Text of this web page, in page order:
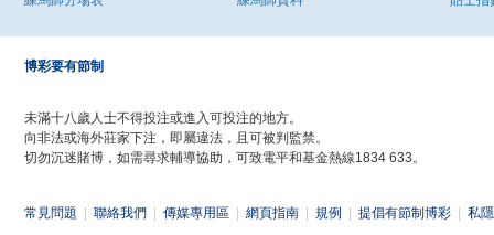
博彩要有節制
未滿十八歲人士不得投注或進入可投注的地方。
向非法或海外莊家下注，即屬違法，且可被判監禁。
切勿沉迷賭博，如需尋求輔導協助，可致電平和基金熱線1834 633。
常見問題 聯絡我們 傳媒專用區 網頁指南 規例 提倡有節制博彩 私